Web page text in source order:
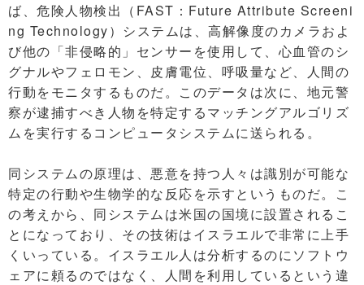
ば、危険人物検出（FAST：Future Attribute Screeni
ng Technology）システムは、高解像度のカメラおよ
び他の「非侵略的」センサーを使用して、心血管のシ
グナルやフェロモン、皮膚電位、呼吸量など、人間の
行動をモニタするものだ。このデータは次に、地元警
察が逮捕すべき人物を特定するマッチングアルゴリズ
ムを実行するコンピュータシステムに送られる。
同システムの原理は、悪意を持つ人々は識別が可能な
特定の行動や生物学的な反応を示すというものだ。こ
の考えから、同システムは米国の国境に設置されるこ
とになっており、その技術はイスラエルで非常に上手
くいっている。イスラエル人は分析するのにソフトウ
ェアに頼るのではなく、人間を利用しているという違